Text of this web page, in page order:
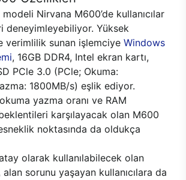
modeli Nirvana M600’de kullanıcılar
deneyimleyebiliyor. Yüksek
verimlilik sunan işlemciye Windows
, 16GB DDR4, Intel ekran kartı,
PCle 3.0 (PCle; Okuma:
1800MB/s) eşlik ediyor.
yazma oranı ve RAM
karşılayacak olan M600
noktasında da oldukça
olarak kullanılabilecek olan
sorunu yaşayan kullanıcılara da